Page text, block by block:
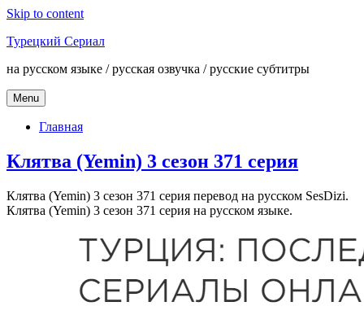
Skip to content
Турецкий Сериал
на русском языке / русская озвучка / русские субтитры
Menu
Главная
Клятва (Yemin) 3 сезон 371 серия
Клятва (Yemin) 3 сезон 371 серия перевод на русском SesDizi.
Клятва (Yemin) 3 сезон 371 серия на русском языке.